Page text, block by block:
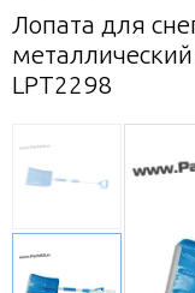
Лопата для
металлический
LPT2298